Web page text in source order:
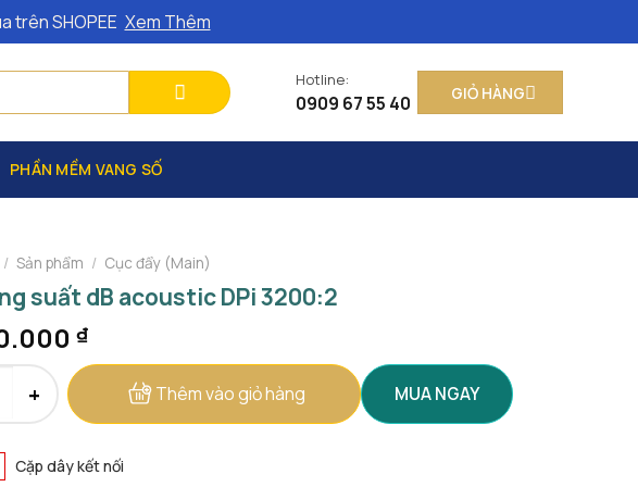
trên SHOPEE Xem Thêm
Hotline:
0909 67 55 40 GIỎ HÀNG
PHẦN MỀM VANG SỐ
/ Sản phẩm / Cục đẩy (Main)
suất dB acoustic DPi 3200:2
₫
suất dB acoustic DPi 3200:2 số lượng
Thêm vào giỏ hàng MUA NGAY
Cặp dây kết nối